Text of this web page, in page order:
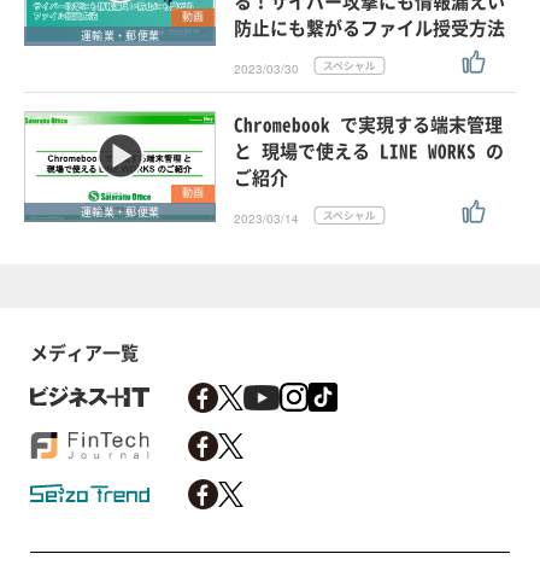
動画
運輸業・郵便業
防止にも繋がるファイル授受方法
2023/03/30
動画
運輸業・郵便業
Chromebook で実現する端末管理
と 現場で使える LINE WORKS の
ご紹介
2023/03/14
メディア一覧